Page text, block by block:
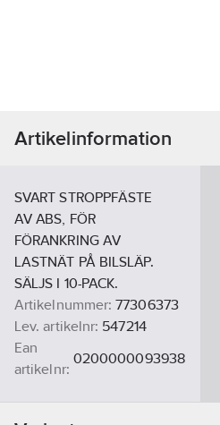
Artikelinformation
SVART STROPPFÄSTE
AV ABS, FÖR
FÖRANKRING AV
LASTNÄT PÅ BILSLÄP.
SÄLJS I 10-PACK.
Artikelnummer: 77306373
Lev. artikelnr: 547214
Ean
artikelnr:
0200000093938